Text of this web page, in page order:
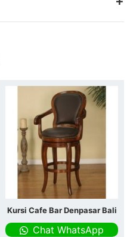
Kursi Cafe Bar Denpasar Bali
Chat WhatsApp